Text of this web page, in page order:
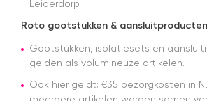
Leiderdorp.
Roto gootstukken & aansluitproducten
Gootstukken, isolatiesets en
gelden als volumineuze artikelen.
Ook hier geldt: €35 bezorgkosten in